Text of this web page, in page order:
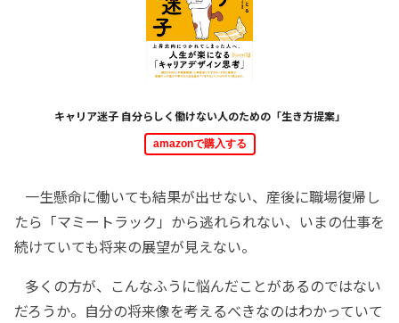
キャリア迷子 自分らしく働けない人のための「生き方提案」
amazonで購入する
一生懸命に働いても結果が出せない、産後に職場復帰し
たら「マミートラック」から逃れられない、いまの仕事を
続けていても将来の展望が見えない。
多くの方が、こんなふうに悩んだことがあるのではない
だろうか。自分の将来像を考えるべきなのはわかっていて